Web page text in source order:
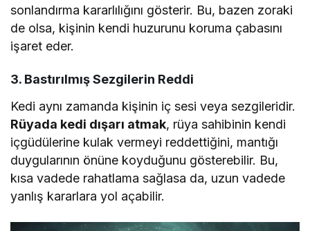
sonlandırma kararlılığını gösterir. Bu, bazen zoraki
de olsa, kişinin kendi huzurunu koruma çabasını
işaret eder.
3. Bastırılmış Sezgilerin Reddi
Kedi aynı zamanda kişinin iç sesi veya sezgileridir.
Rüyada kedi dışarı atmak, rüya sahibinin kendi
içgüdülerine kulak vermeyi reddettiğini, mantığı
duygularının önüne koyduğunu gösterebilir. Bu,
kısa vadede rahatlama sağlasa da, uzun vadede
yanlış kararlara yol açabilir.